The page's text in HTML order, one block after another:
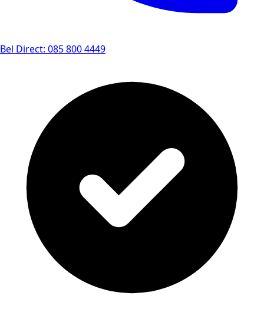
Bel Direct: 085 800 4449